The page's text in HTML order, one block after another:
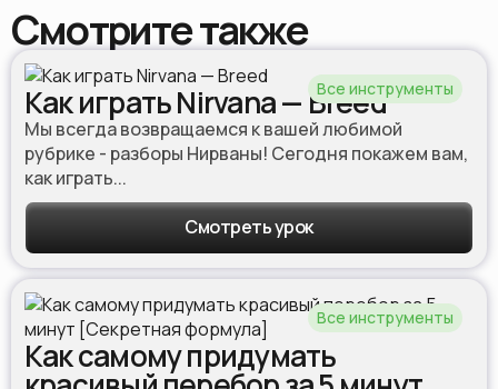
Смотрите также
Все инструменты
Как играть Nirvana — Breed
Мы всегда возвращаемся к вашей любимой
рубрике - разборы Нирваны! Сегодня покажем вам,
как играть...
Смотреть урок
Все инструменты
Как самому придумать